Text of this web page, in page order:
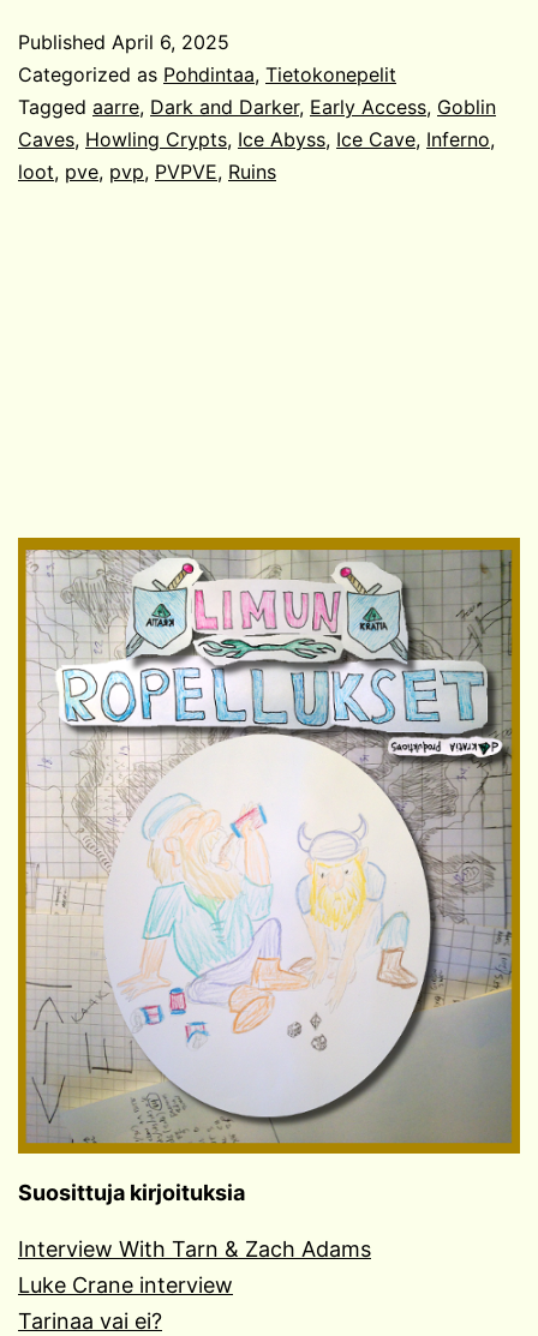
koukuttaa!
Published April 6, 2025
Categorized as Pohdintaa, Tietokonepelit
Tagged aarre, Dark and Darker, Early Access, Goblin
Caves, Howling Crypts, Ice Abyss, Ice Cave, Inferno,
loot, pve, pvp, PVPVE, Ruins
Suosittuja kirjoituksia
Interview With Tarn & Zach Adams
Luke Crane interview
Tarinaa vai ei?